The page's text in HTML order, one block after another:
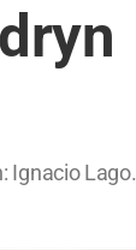
Ignacio Lago.